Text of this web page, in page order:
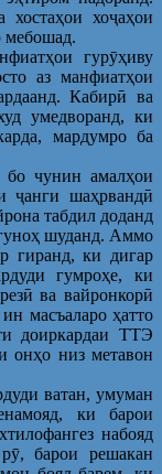
хоҷаҳои
мебошад.
гурӯҳиву
аз манфиатҳои
Кабирӣ ва
умедворанд, ки
мардумро ба
чунин амалҳои
ҷанги шаҳрвандӣ
табдил доданд
шуданд. Аммо
гиранд, ки дигар
гумроҳе, ки
ва вайронкорӣ
масъаларо ҳатто
доиркардаи ТТЭ
онҳо низ метавон
ватан, умуман
ки барои
набояд
барои решакан